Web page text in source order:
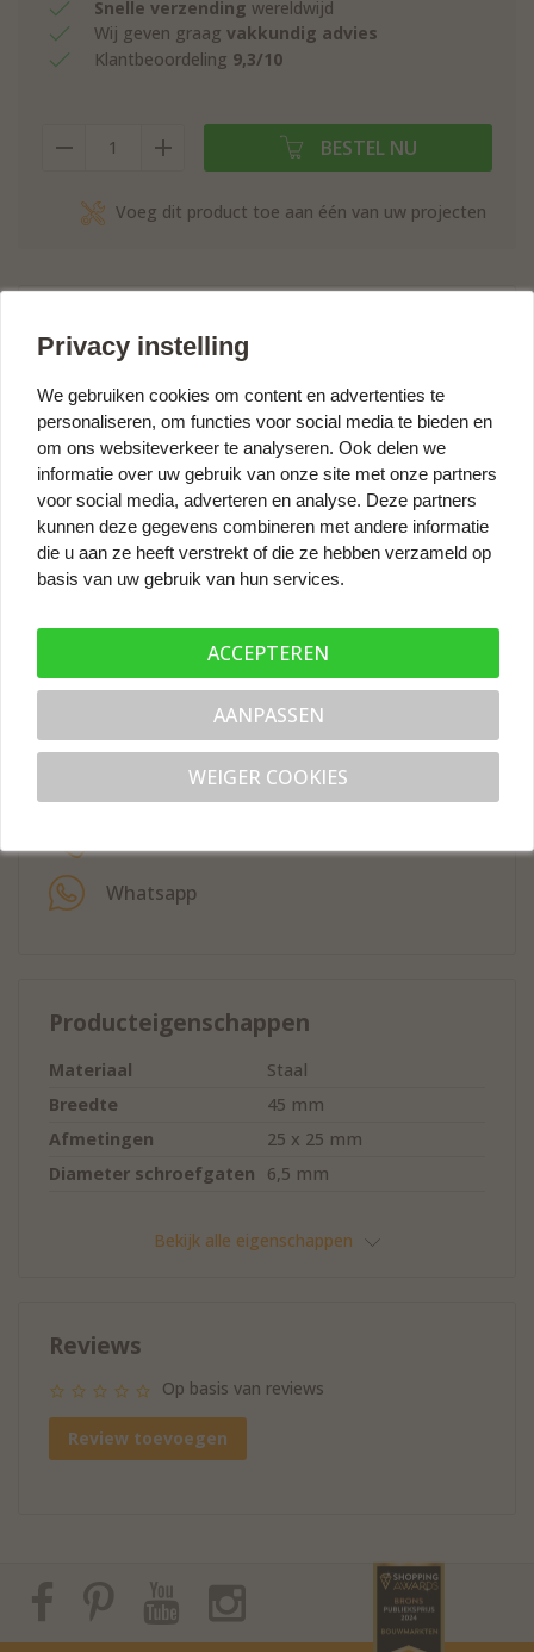
Snelle verzending wereldwijd
Wij geven graag vakkundig advies
Klantbeoordeling 9,3/10
BESTEL NU
Voeg dit product toe aan één van uw projecten
stuks
Het volgende is inbegrepen:
- 10 stuks Hoek Staal
Essentiële Toebehoren:
-Schroeven 3,5 x 16 mm
Contact opnemen
Via onderstaande opties kunt u contact met ons
opnemen en uw vraag stellen.
info@meubelbeslagonline.nl
Whatsapp
Producteigenschappen
Materiaal
Staal
Breedte
45 mm
Afmetingen
25 x 25 mm
Diameter schroefgaten
6,5 mm
Bekijk alle eigenschappen
Reviews
Op basis van reviews
Review toevoegen
Privacy instelling
We gebruiken cookies om content en advertenties te
personaliseren, om functies voor social media te bieden en
om ons websiteverkeer te analyseren. Ook delen we
informatie over uw gebruik van onze site met onze partners
voor social media, adverteren en analyse. Deze partners
kunnen deze gegevens combineren met andere informatie
die u aan ze heeft verstrekt of die ze hebben verzameld op
basis van uw gebruik van hun services.
ACCEPTEREN
AANPASSEN
WEIGER COOKIES